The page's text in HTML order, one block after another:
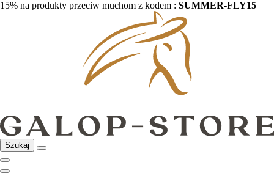
15% na produkty przeciw muchom z kodem : SUMMER-FLY15
Szukaj